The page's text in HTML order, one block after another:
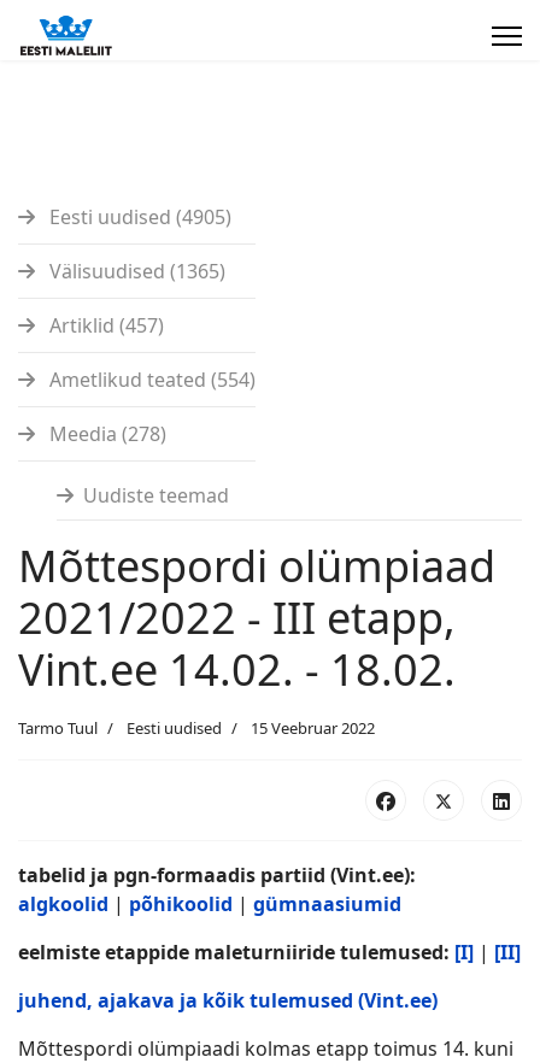
Eesti uudised (4905)
Välisuudised (1365)
Artiklid (457)
Ametlikud teated (554)
Meedia (278)
Uudiste teemad
Mõttespordi olümpiaad
2021/2022 - III etapp,
Vint.ee 14.02. - 18.02.
Tarmo Tuul Eesti uudised 15 Veebruar 2022
tabelid ja pgn-formaadis partiid (Vint.ee):
algkoolid | põhikoolid | gümnaasiumid
eelmiste etappide maleturniiride tulemused: [I] | [II]
juhend, ajakava ja kõik tulemused (Vint.ee)
Mõttespordi olümpiaadi kolmas etapp toimus 14. kuni